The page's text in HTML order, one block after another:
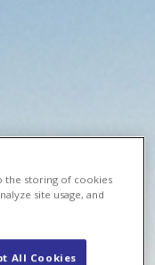
the storing of cookies
site usage, and
All Cookies